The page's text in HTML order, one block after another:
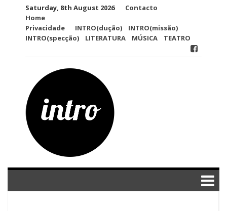
Saturday, 8th August 2026
Contacto
Home
Privacidade
INTRO(dução)
INTRO(missão)
INTRO(specção)
LITERATURA MÚSICA TEATRO